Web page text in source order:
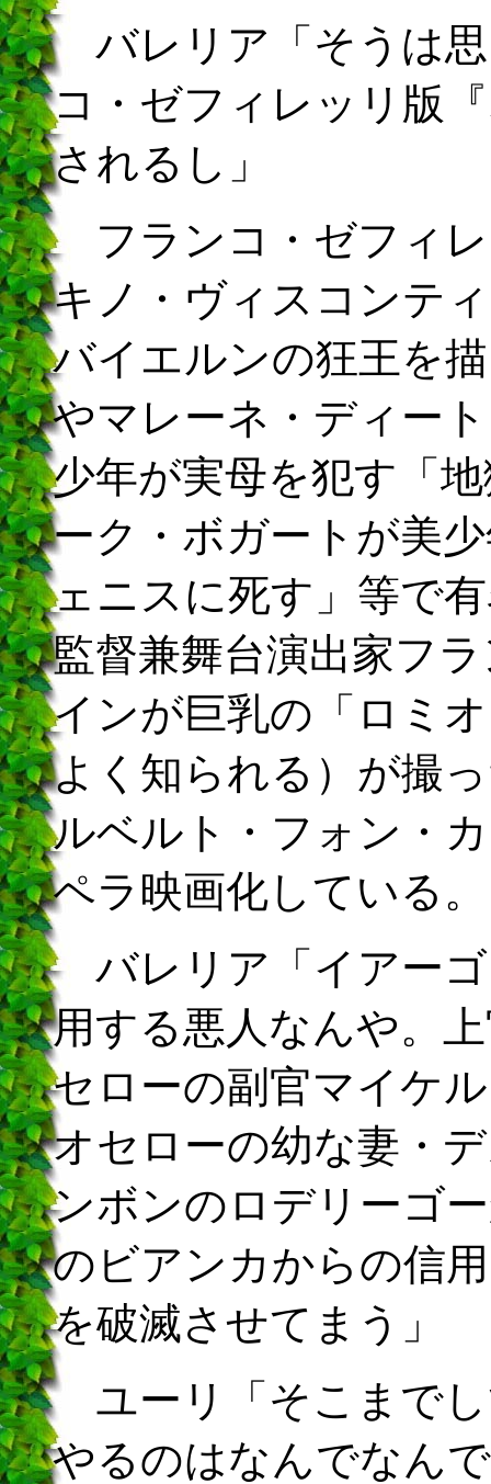
バレリア「そうは思
コ・ゼフィレッリ版
されるし」
フランコ・ゼフィレ
キノ・ヴィスコンテ
バイエルンの狂王を
やマレーネ・ディー
少年が実母を犯す「
ーク・ボガートが美
ェニスに死す」等で
監督兼舞台演出家フ
インが巨乳の「ロミ
よく知られる）が撮
ルベルト・フォン・
ペラ映画化している。
バレリア「イアーゴ
用する悪人なんや。
セローの副官マイケ
オセローの幼な妻・
ンボンのロデリーゴ
のビアンカからの信
を破滅させてまう」
ユーリ「そこまでし
やるのはなんでなん